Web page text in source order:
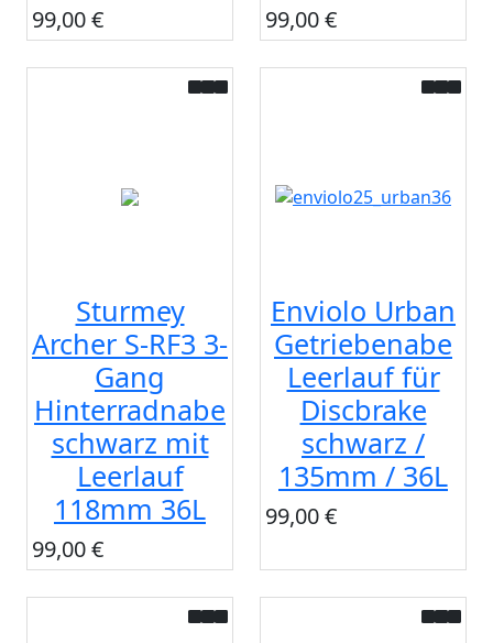
99,00 € 99,00 €
Sturmey
Archer S-RF3 3-
Gang
Hinterradnabe
schwarz mit
Leerlauf
118mm 36L
99,00 €
Enviolo Urban
Getriebenabe
Leerlauf für
Discbrake
schwarz /
135mm / 36L
99,00 €